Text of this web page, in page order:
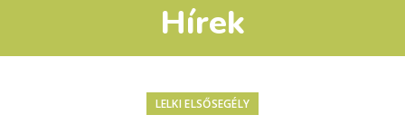
Hírek
LELKI ELSŐSEGÉLY